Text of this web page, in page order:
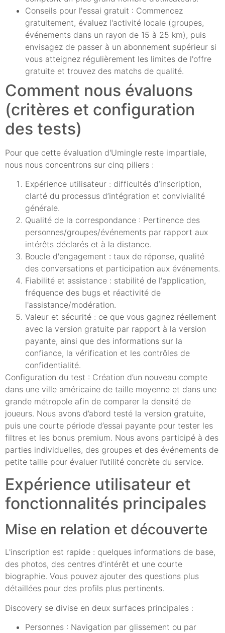
Conseils pour l'essai gratuit : Commencez
gratuitement, évaluez l'activité locale (groupes,
événements dans un rayon de 15 à 25 km), puis
envisagez de passer à un abonnement supérieur si
vous atteignez régulièrement les limites de l'offre
gratuite et trouvez des matchs de qualité.
Comment nous évaluons
(critères et configuration
des tests)
Pour que cette évaluation d'Umingle reste impartiale,
nous nous concentrons sur cinq piliers :
Expérience utilisateur : difficultés d’inscription,
clarté du processus d’intégration et convivialité
générale.
Qualité de la correspondance : Pertinence des
personnes/groupes/événements par rapport aux
intérêts déclarés et à la distance.
Boucle d'engagement : taux de réponse, qualité
des conversations et participation aux événements.
Fiabilité et assistance : stabilité de l'application,
fréquence des bugs et réactivité de
l'assistance/modération.
Valeur et sécurité : ce que vous gagnez réellement
avec la version gratuite par rapport à la version
payante, ainsi que des informations sur la
confiance, la vérification et les contrôles de
confidentialité.
Configuration du test : Création d’un nouveau compte
dans une ville américaine de taille moyenne et dans une
grande métropole afin de comparer la densité de
joueurs. Nous avons d’abord testé la version gratuite,
puis une courte période d’essai payante pour tester les
filtres et les bonus premium. Nous avons participé à des
parties individuelles, des groupes et des événements de
petite taille pour évaluer l’utilité concrète du service.
Expérience utilisateur et
fonctionnalités principales
Mise en relation et découverte
L'inscription est rapide : quelques informations de base,
des photos, des centres d'intérêt et une courte
biographie. Vous pouvez ajouter des questions plus
détaillées pour des profils plus pertinents.
Discovery se divise en deux surfaces principales :
Personnes : Navigation par glissement ou par